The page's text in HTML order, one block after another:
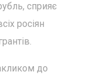
сприяє
росіян
до